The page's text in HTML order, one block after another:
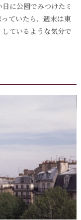
に公園でみつけたミ
ていたら、週末は東
ているような気分で